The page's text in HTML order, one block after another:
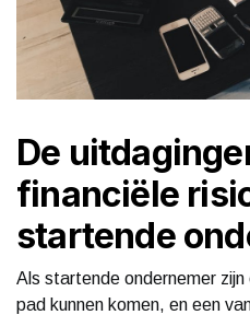
De
financiële
startende
Als startende ondernemer
pad kunnen komen, en een